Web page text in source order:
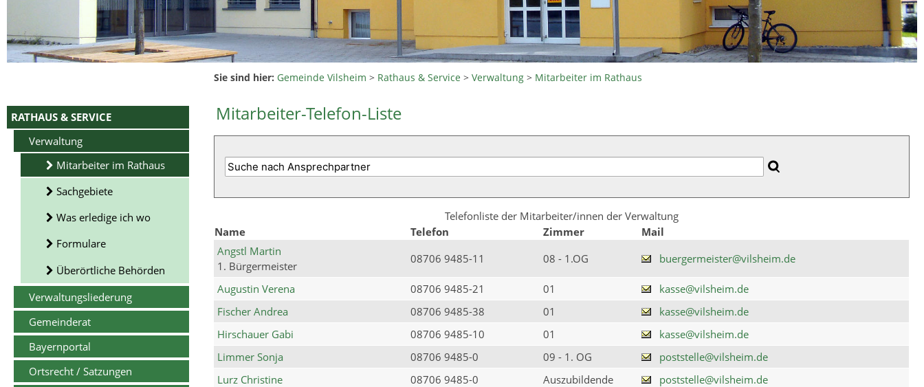
RATHAUS & SERVICE
Verwaltung
Mitarbeiter im Rathaus
Sachgebiete
Was erledige ich wo
Formulare
Überörtliche Behörden
Verwaltungsliederung
Gemeinderat
Bayernportal
Ortsrecht / Satzungen
Sie sind hier: Gemeinde Vilsheim > Rathaus & Service >Verwaltung > Mitarbeiter im Rathaus
Mitarbeiter-Telefon-Liste
Telefonliste der Mitarbeiter/innen der Verwaltung
Name
Telefon Zimmer
Mail
Angstl Martin
1. Bürgermeister
08706 9485-11 08 - 1.OG buergermeister@vilsheim.de
Augustin Verena 08706 9485-21 01
kasse@vilsheim.de
Fischer Andrea
08706 9485-38 01
kasse@vilsheim.de
Hirschauer Gabi
08706 9485-10 01
kasse@vilsheim.de
Limmer Sonja
08706 9485-0 09 - 1. OG
poststelle@vilsheim.de
Lurz Christine
08706 9485-0 Auszubildende
poststelle@vilsheim.de